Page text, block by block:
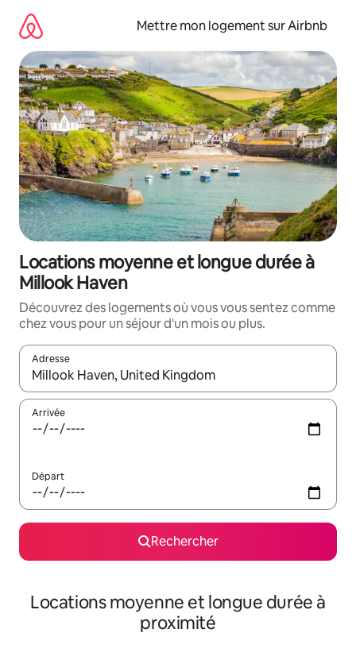
directement
contenu
Mettre mon logement sur Airbnb
Locations moyenne et longue durée à
Millook Haven
Découvrez des logements où vous vous sentez comme
chez vous pour un séjour d'un mois ou plus.
Adresse
Lorsque les résultats s'affichent, utilisez les flèches vers le
Arrivée
Départ
Rechercher
Locations moyenne et longue durée à
proximité